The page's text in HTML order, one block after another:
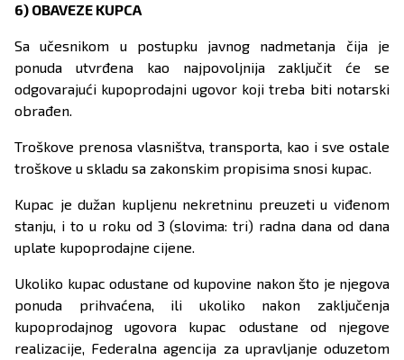
6) OBAVEZE KUPCA
Sa učesnikom u postupku javnog nadmetanja čija je
ponuda utvrđena kao najpovoljnija zaključit će se
odgovarajući kupoprodajni ugovor koji treba biti notarski
obrađen.
Troškove prenosa vlasništva, transporta, kao i sve ostale
troškove u skladu sa zakonskim propisima snosi kupac.
Kupac je dužan kupljenu nekretninu preuzeti u viđenom
stanju, i to u roku od 3 (slovima: tri) radna dana od dana
uplate kupoprodajne cijene.
Ukoliko kupac odustane od kupovine nakon što je njegova
ponuda prihvaćena, ili ukoliko nakon zaključenja
kupoprodajnog ugovora kupac odustane od njegove
realizacije, Federalna agencija za upravljanje oduzetom